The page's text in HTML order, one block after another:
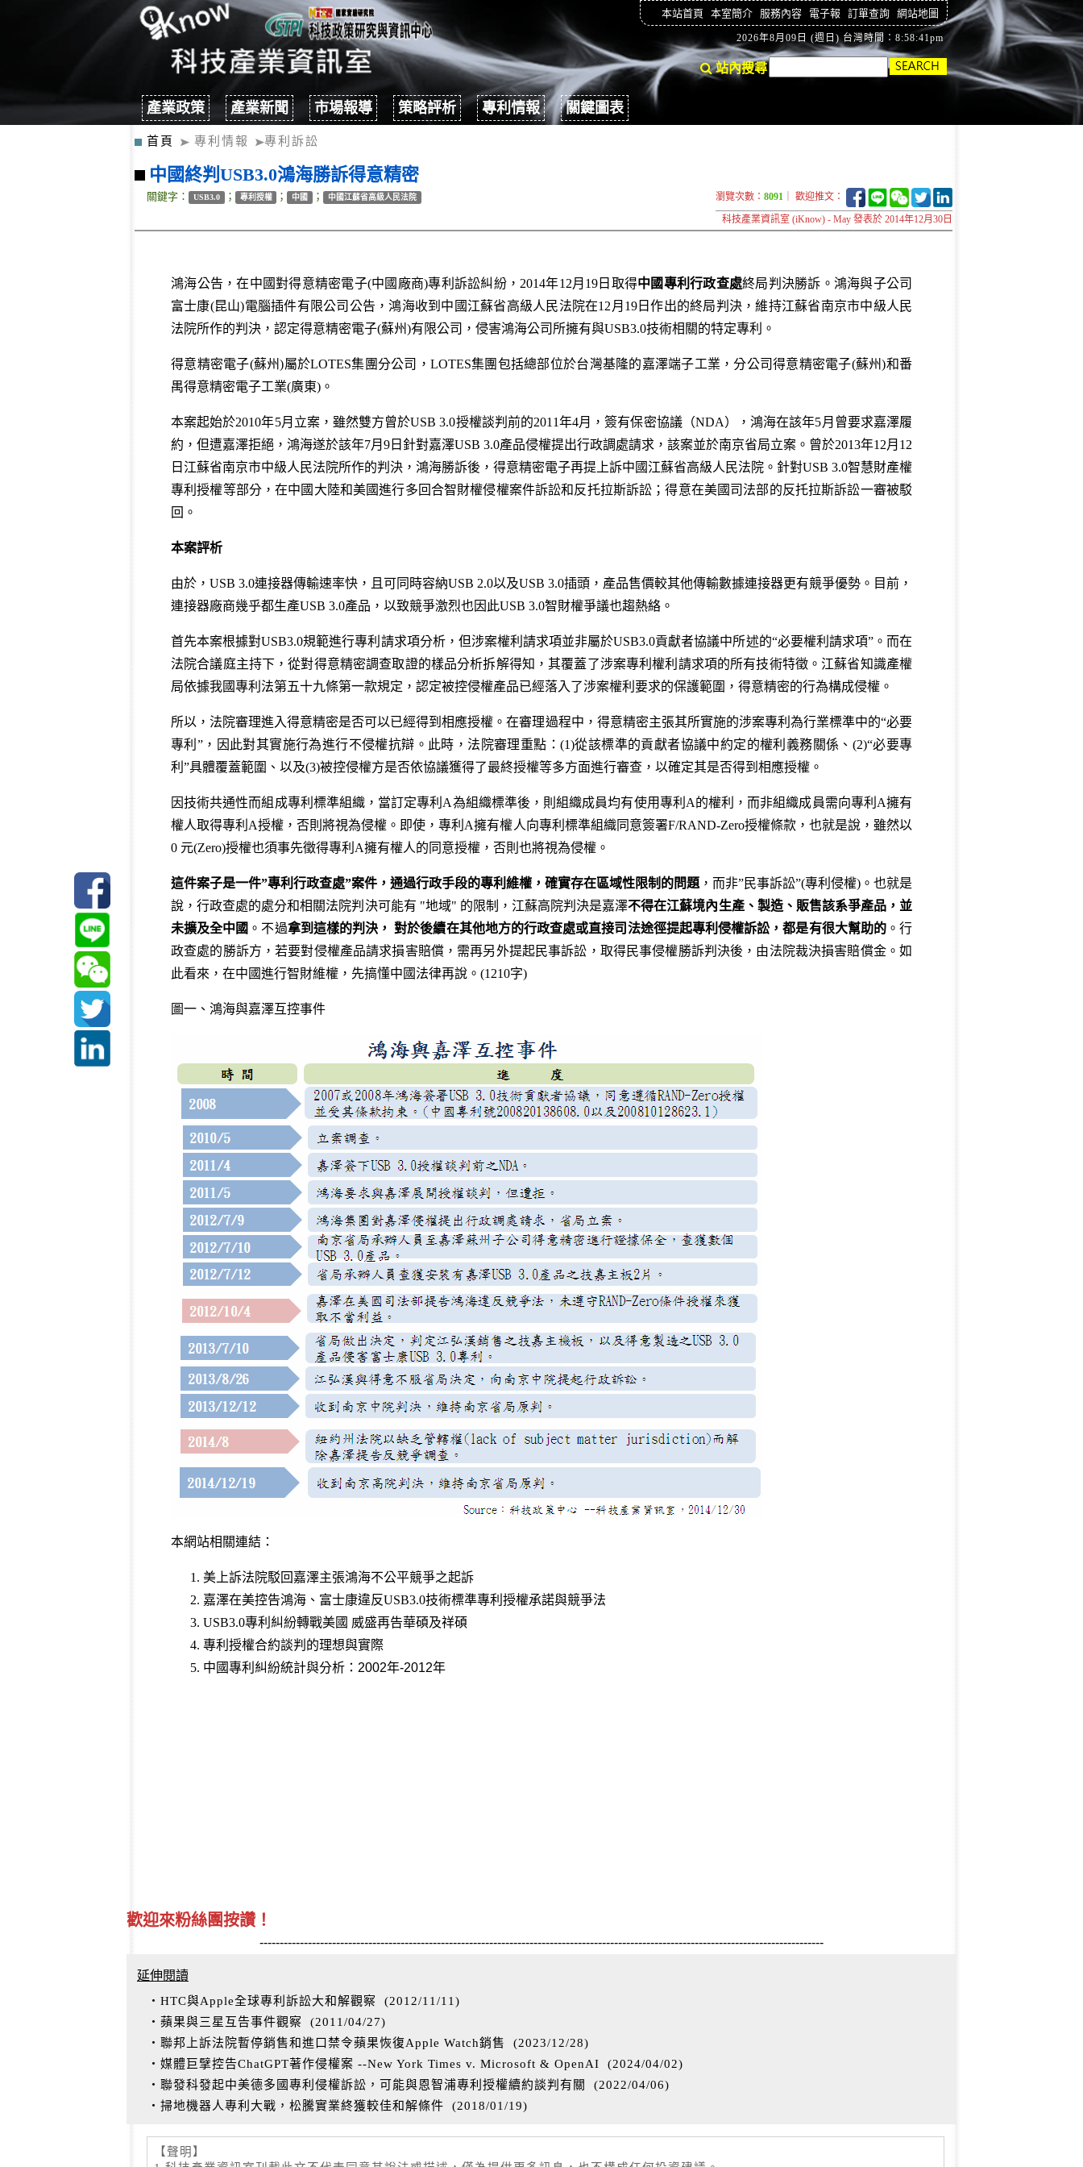
本站首頁 本室簡介 服務內容 電子報 訂單查詢 網站地圖
2026年8月09日 (週日) 台灣時間：8:58:42pm
站內搜尋
產業政策 產業新聞 市場報導 策略評析 專利情報 關鍵圖表
首頁 專利情報 專利訴訟
中國終判USB3.0鴻海勝訴得意精密
關鍵字： USB3.0 ； 專利授權 ； 中國 ； 中國江蘇省高級人民法院 瀏覽次數： 8091 ｜ 歡迎推文：
科技產業資訊室 (iKnow) - May 發表於 2014年12月30日
鴻海公告，在中國對得意精密電子(中國廠商)專利訴訟糾紛，2014年12月19日取得中國專利行政查處終局判決勝訴。鴻海與子公司
富士康(昆山)電腦插件有限公司公告，鴻海收到中國江蘇省高級人民法院在12月19日作出的終局判決，維持江蘇省南京市中級人民
法院所作的判決，認定得意精密電子(蘇州)有限公司，侵害鴻海公司所擁有與USB3.0技術相關的特定專利。
得意精密電子(蘇州)屬於LOTES集團分公司，LOTES集團包括總部位於台灣基隆的嘉澤端子工業，分公司得意精密電子(蘇州)和番
禺得意精密電子工業(廣東)。
本案起始於2010年5月立案，雖然雙方曾於USB 3.0授權談判前的2011年4月，簽有保密協議（NDA），鴻海在該年5月曾要求嘉澤履
約，但遭嘉澤拒絕，鴻海遂於該年7月9日針對嘉澤USB 3.0產品侵權提出行政調處請求，該案並於南京省局立案。曾於2013年12月12
日江蘇省南京市中級人民法院所作的判決，鴻海勝訴後，得意精密電子再提上訴中國江蘇省高級人民法院。針對USB 3.0智慧財產權
專利授權等部分，在中國大陸和美國進行多回合智財權侵權案件訴訟和反托拉斯訴訟；得意在美國司法部的反托拉斯訴訟一審被駁
回。
本案評析
由於，USB 3.0連接器傳輸速率快，且可同時容納USB 2.0以及USB 3.0插頭，產品售價較其他傳輸數據連接器更有競爭優勢。目前，
連接器廠商幾乎都生產USB 3.0產品，以致競爭激烈也因此USB 3.0智財權爭議也趨熱絡。
首先本案根據對USB3.0規範進行專利請求項分析，但涉案權利請求項並非屬於USB3.0貢獻者協議中所述的“必要權利請求項”。而在
法院合議庭主持下，從對得意精密調查取證的樣品分析拆解得知，其覆蓋了涉案專利權利請求項的所有技術特徵。江蘇省知識產權
局依據我國專利法第五十九條第一款規定，認定被控侵權產品已經落入了涉案權利要求的保護範圍，得意精密的行為構成侵權。
所以，法院審理進入得意精密是否可以已經得到相應授權。在審理過程中，得意精密主張其所實施的涉案專利為行業標準中的“必要
專利”，因此對其實施行為進行不侵權抗辯。此時，法院審理重點：(1)從該標準的貢獻者協議中約定的權利義務關係、(2)“必要專
利”具體覆蓋範圍、以及(3)被控侵權方是否依協議獲得了最終授權等多方面進行審查，以確定其是否得到相應授權。
因技術共通性而組成專利標準組織，當訂定專利A為組織標準後，則組織成員均有使用專利A的權利，而非組織成員需向專利A擁有
權人取得專利A授權，否則將視為侵權。即使，專利A擁有權人向專利標準組織同意簽署F/RAND-Zero授權條款，也就是說，雖然以
0 元(Zero)授權也須事先徵得專利A擁有權人的同意授權，否則也將視為侵權。
這件案子是一件”專利行政查處”案件，通過行政手段的專利維權，確實存在區域性限制的問題 ，而非”民事訴訟”(專利侵權)。也就是
說，行政查處的處分和相關法院判決可能有 "地域" 的限制，江蘇高院判決是嘉澤不得在江蘇境內生產、製造、販售該系爭產品，並
未擴及全中國 。不過拿到這樣的判決， 對於後續在其他地方的行政查處或直接司法途徑提起專利侵權訴訟，都是有很大幫助的。行
政查處的勝訴方，若要對侵權產品請求損害賠償，需再另外提起民事訴訟，取得民事侵權勝訴判決後，由法院裁決損害賠償金。如
此看來，在中國進行智財維權，先搞懂中國法律再說。(1210字)
圖一、鴻海與嘉澤互控事件
本網站相關連結：
美上訴法院駁回嘉澤主張鴻海不公平競爭之起訴
嘉澤在美控告鴻海、富士康違反USB3.0技術標準專利授權承諾與競爭法
USB3.0專利糾紛轉戰美國 威盛再告華碩及祥碩
專利授權合約談判的理想與實際
中國專利糾紛統計與分析：2002年-2012年
歡迎來粉絲團按讚！
--------------------------------------------------------------------------------------------------------------------------------------------
延伸閱讀
‧HTC與Apple全球專利訴訟大和解觀察 (2012/11/11 )
‧蘋果與三星互告事件觀察
(2011/04/27)
‧聯邦上訴法院暫停銷售和進口禁令蘋果恢復Apple Watch銷售
(2023/12/28)
‧媒體巨擘控告ChatGPT著作侵權案 --New York Times v. Microsoft & OpenAI (2024/04/02)
‧聯發科發起中美德多國專利侵權訴訟，可能與恩智浦專利授權續約談判有關
(2022/04/06)
‧掃地機器人專利大戰，松騰實業終獲較佳和解條件 (2018/01/19)
【聲明】